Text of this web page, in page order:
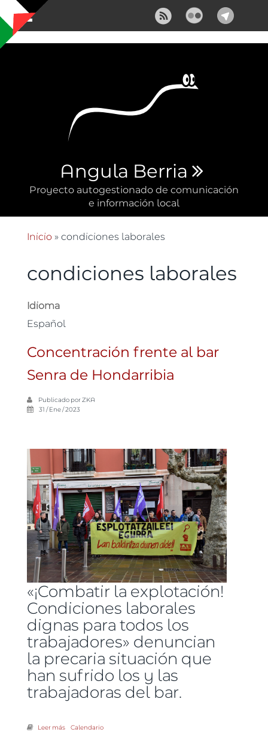
Pasar al contenido principal
Angula Berria
Proyecto autogestionado de comunicación
e información local
Se encuentra usted aquí
Inicio» condiciones laborales
condiciones laborales
Idioma
Español
Concentración frente al bar
Senra de Hondarribia
Publicado porZKA
31 / Ene / 2023
«¡Combatir la explotación!
Condiciones laborales
dignas para todos los
trabajadores» denuncian
la precaria situación que
han sufrido los y las
trabajadoras del bar.
Leer mássobre Concentración frente al bar Senra de Hondarribia
Calendario